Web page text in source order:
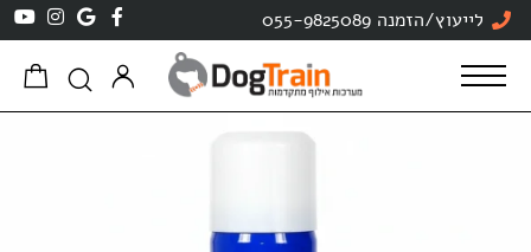
לתוכן לייעוץ/הזמנה 055-9825089